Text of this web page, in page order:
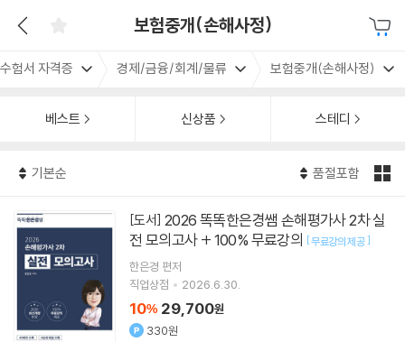
보험중개(손해사정)
수험서 자격증 경제/금융/회계/물류 보험중개(손해사정)
베스트 신상품 스테디
기본순 품절포함
[도서]
전 모의고사 + 100% 무료강의 [무료강의 제공]
한은경 편저
직업상점
2026.6.30.
10% 29,700원
330원